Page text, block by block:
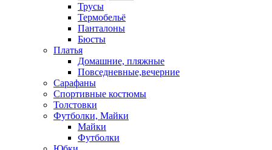
Трусы
Термобельё
Панталоны
Бюсты
Платья
Домашние, пляжные
Повседневные,вечерние
Сарафаны
Спортивные костюмы
Толстовки
Футболки, Майки
Майки
Футболки